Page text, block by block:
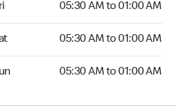
05:30 AM to 01:00 AM
05:30 AM to 01:00 AM
05:30 AM to 01:00 AM